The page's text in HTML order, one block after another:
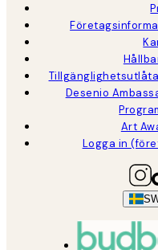
Desenio
Art
Logga in